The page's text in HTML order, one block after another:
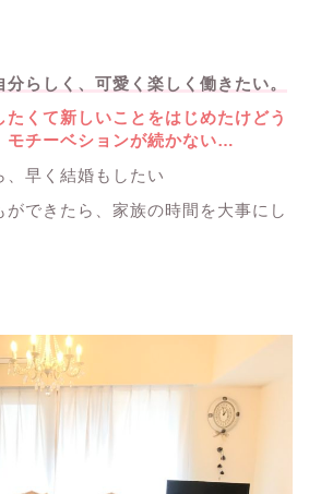
分らしく、可愛く楽しく働きたい。
たくて新しいことをはじめたけどう
モチーベションが続かない…
、早く結婚もしたい
ができたら、家族の時間を大事にし